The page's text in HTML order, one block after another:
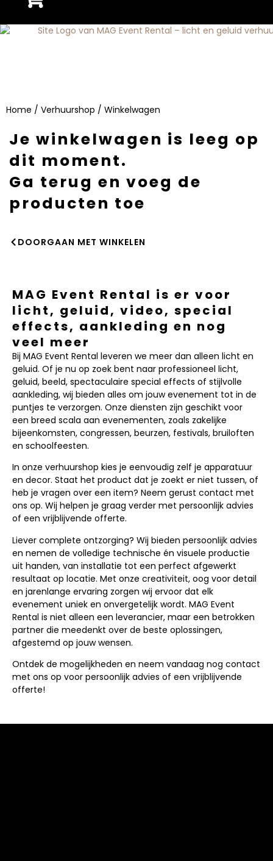
Home / Verhuurshop / Winkelwagen
Je winkelwagen is leeg op
dit moment.
Ga terug en voeg de
producten toe
DOORGAAN MET WINKELEN
MAG Event Rental is er voor
licht, geluid, video, special
effects, aankleding en nog
veel meer
Bij MAG Event Rental leveren we meer dan alleen licht en
geluid. Of je nu op zoek bent naar professioneel licht,
geluid, beeld, spectaculaire special effects of stijlvolle
aankleding, wij bieden alles om jouw evenement tot in de
puntjes te verzorgen. Onze diensten zijn geschikt voor
een breed scala aan evenementen, zoals zakelijke
bijeenkomsten, congressen, beurzen, festivals, bruiloften
en schoolfeesten.
In onze verhuurshop kies je eenvoudig zelf je apparatuur
en decor. Staat het product dat je zoekt er niet tussen, of
heb je vragen over een item? Neem gerust contact met
ons op. Wij helpen je graag verder met persoonlijk advies
of een vrijblijvende offerte.
Liever complete ontzorging? Wij bieden persoonlijk advies
en nemen de volledige technische én visuele productie
uit handen, van installatie tot een perfect afgewerkt
resultaat op locatie. Met onze creativiteit, oog voor detail
en jarenlange ervaring zorgen wij ervoor dat elk
evenement uniek en onvergetelijk wordt. MAG Event
Rental is niet alleen een leverancier, maar een betrokken
partner die meedenkt over de beste oplossingen,
afgestemd op jouw wensen.
Ontdek de mogelijkheden en neem vandaag nog contact
met ons op voor persoonlijk advies of een vrijblijvende
offerte!